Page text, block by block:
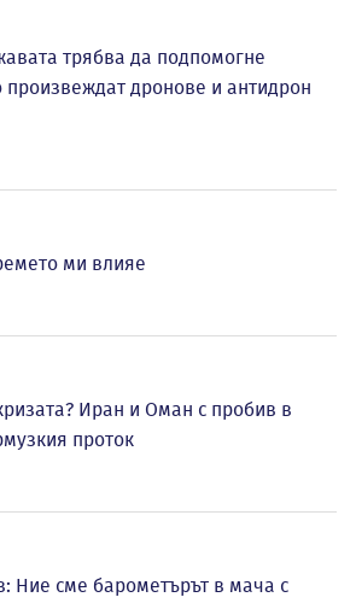
трябва да подпомогне
произвеждат дронове и антидрон
ми влияе
Иран и Оман с пробив в
проток
Ние сме барометърът в мача с